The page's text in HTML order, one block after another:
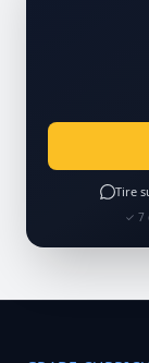
Tire
✓ 7